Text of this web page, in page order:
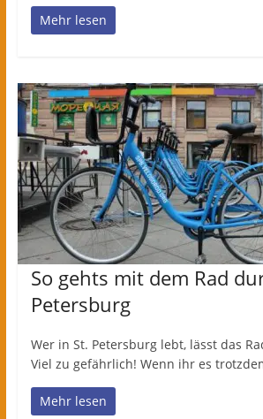
Mehr lesen
So gehts mit dem Rad
Petersburg
Wer in St. Petersburg lebt, lässt das
Viel zu gefährlich! Wenn ihr es
Mehr lesen